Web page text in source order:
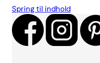
Spring til indhold